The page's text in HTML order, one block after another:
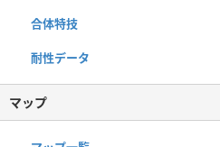
合体特技
耐性データ
マップ